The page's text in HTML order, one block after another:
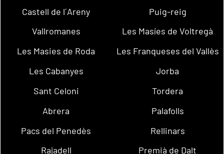
Castell de l´Areny
Puig-reig
Vallromanes
Les Masíes de Voltregà
Les Masies de Roda
Les Franqueses del Vallès
Les Cabanyes
Jorba
Sant Celoni
Tordera
Abrera
Palafolls
Pacs del Penedès
Rellinars
Rajadell
Premià de Dalt